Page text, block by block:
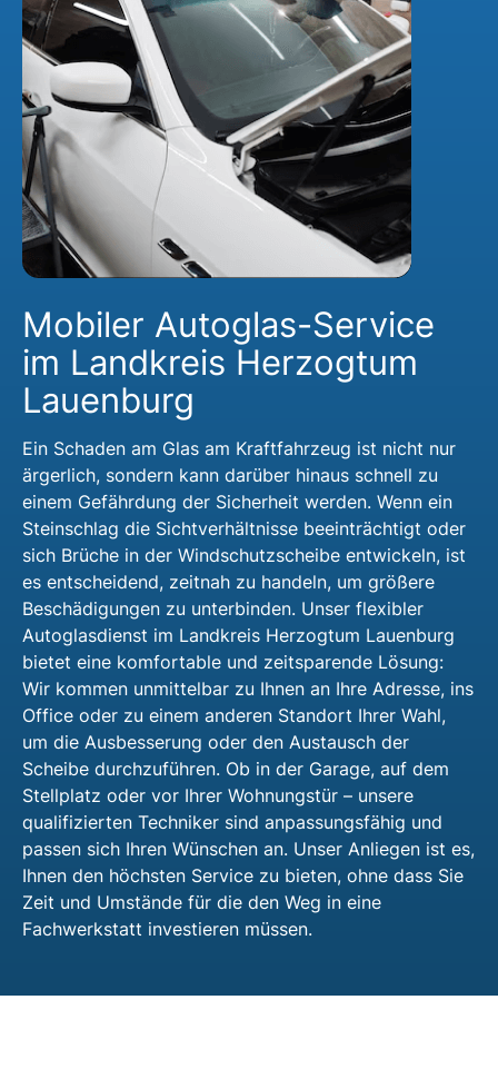
Mobiler Autoglas-Service
im Landkreis Herzogtum
Lauenburg
Ein Schaden am Glas am Kraftfahrzeug ist nicht nur
ärgerlich, sondern kann darüber hinaus schnell zu
einem Gefährdung der Sicherheit werden. Wenn ein
Steinschlag die Sichtverhältnisse beeinträchtigt oder
sich Brüche in der Windschutzscheibe entwickeln, ist
es entscheidend, zeitnah zu handeln, um größere
Beschädigungen zu unterbinden. Unser flexibler
Autoglasdienst im Landkreis Herzogtum Lauenburg
bietet eine komfortable und zeitsparende Lösung:
Wir kommen unmittelbar zu Ihnen an Ihre Adresse, ins
Office oder zu einem anderen Standort Ihrer Wahl,
um die Ausbesserung oder den Austausch der
Scheibe durchzuführen. Ob in der Garage, auf dem
Stellplatz oder vor Ihrer Wohnungstür – unsere
qualifizierten Techniker sind anpassungsfähig und
passen sich Ihren Wünschen an. Unser Anliegen ist es,
Ihnen den höchsten Service zu bieten, ohne dass Sie
Zeit und Umstände für die den Weg in eine
Fachwerkstatt investieren müssen.